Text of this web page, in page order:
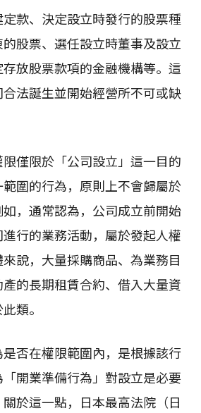
款、決定設立時發行的股票種
股票、選任設立時董事及設立
放股票款項的金融機構等。這
法誕生並開始經營所不可或缺
僅限於「公司設立」這一目的
圍的行為，原則上不會歸屬於
，通常認為，公司成立前開始
行的業務活動，屬於發起人權
說，大量採購商品、為業務目
的長期租賃合約、借入大量資
類。
否在權限範圍內，是根據該行
開業準備行為」對設立是必要
於這一點，日本最高法院（日